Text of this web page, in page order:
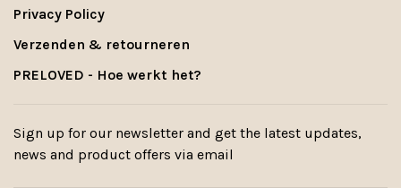
Privacy Policy
Verzenden & retourneren
PRELOVED - Hoe werkt het?
Sign up for our newsletter and get the latest updates,
news and product offers via email